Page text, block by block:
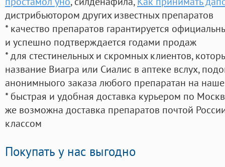
дистрибьютором других известных препаратов
* качество препаратов гарантируется
и успешно подтверждается годами продаж
* для стестинельных и скромных клиентов,
название Виагра или Сиалис в аптеке вслух,
анонимныого заказа любого препаратан на
* быстрая и удобная доставка курьером по
же возможна доставка препаратов почтой
классом
Покупать у нас выгодно